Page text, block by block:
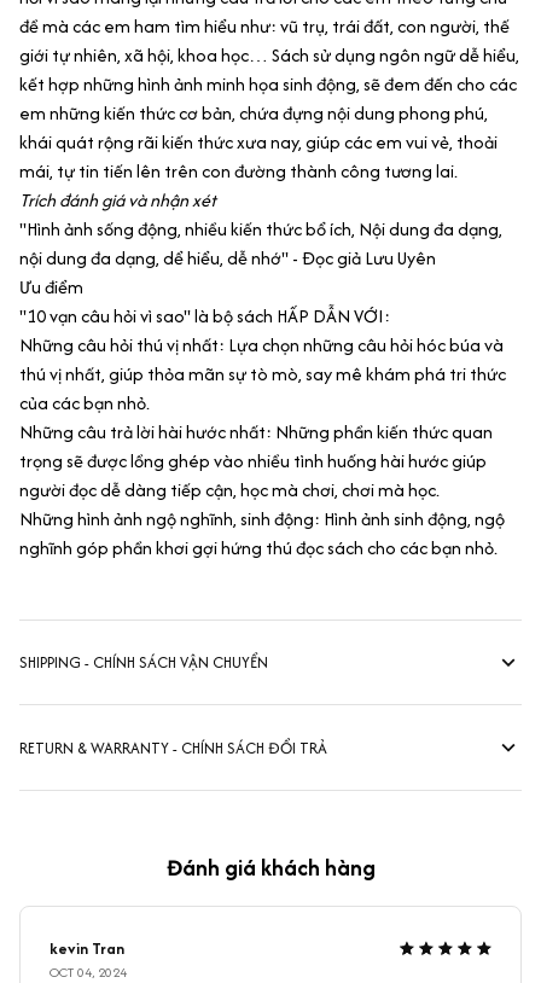
đề mà các em ham tìm hiểu như: vũ trụ, trái đất, con người, thế
giới tự nhiên, xã hội, khoa học… Sách sử dụng ngôn ngữ dễ hiểu,
kết hợp những hình ảnh minh họa sinh động, sẽ đem đến cho các
em những kiến thức cơ bản, chứa đựng nội dung phong phú,
khái quát rộng rãi kiến thức xưa nay, giúp các em vui vẻ, thoải
mái, tự tin tiến lên trên con đường thành công tương lai.
Trích đánh giá và nhận xét
"Hình ảnh sống động, nhiều kiến thức bổ ích, Nội dung đa dạng,
nội dung đa dạng, dể hiểu, dễ nhớ" - Đọc giả Lưu Uyên
Ưu điểm
"10 vạn câu hỏi vì sao" là bộ sách HẤP DẪN VỚI:
Những câu hỏi thú vị nhất: Lựa chọn những câu hỏi hóc búa và
thú vị nhất, giúp thỏa mãn sự tò mò, say mê khám phá tri thức
của các bạn nhỏ.
Những câu trả lời hài hước nhất: Những phần kiến thức quan
trọng sẽ được lồng ghép vào nhiều tình huống hài hước giúp
người đọc dễ dàng tiếp cận, học mà chơi, chơi mà học.
Những hình ảnh ngộ nghĩnh, sinh động: Hình ảnh sinh động, ngộ
nghĩnh góp phần khơi gợi hứng thú đọc sách cho các bạn nhỏ.
SHIPPING - CHÍNH SÁCH VẬN CHUYỂN
RETURN & WARRANTY - CHÍNH SÁCH ĐỔI TRẢ
Đánh giá khách hàng
kevin Tran
OCT 04, 2024